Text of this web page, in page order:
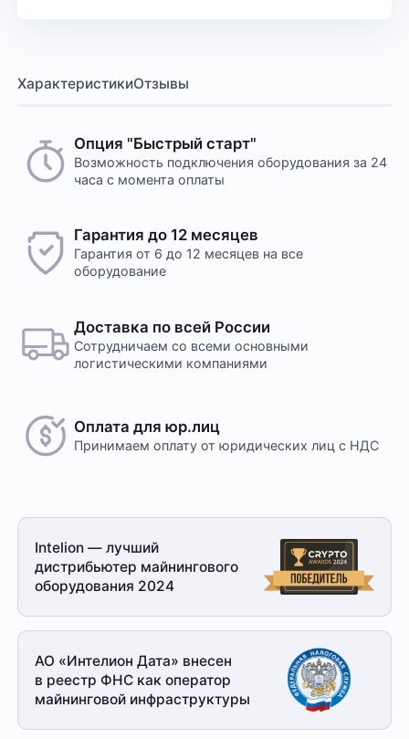
ХарактеристикиОтзывы
Опция "Быстрый старт"
Возможность подключения оборудования за 24
часа с момента оплаты
Гарантия до 12 месяцев
Гарантия от 6 до 12 месяцев на все
оборудование
Доставка по всей России
Сотрудничаем со всеми основными
логистическими компаниями
Оплата для юр.лиц
Принимаем оплату от юридических лиц с НДС
Intelion — лучший
дистрибьютер майнингового
оборудования 2024
АО «Интелион Дата» внесен
в реестр ФНС как оператор
майнинговой инфраструктуры